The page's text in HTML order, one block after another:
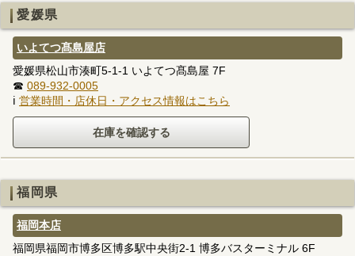
愛媛県
いよてつ髙島屋店
愛媛県松山市湊町5-1-1 いよてつ髙島屋 7F
☎ 089-932-0005
ℹ 営業時間・店休日・アクセス情報はこちら
福岡県
福岡本店
福岡県福岡市博多区博多駅中央街2-1 博多バスターミナル 6F